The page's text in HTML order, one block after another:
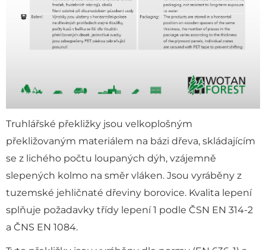
Truhlářské překližky jsou velkoplošným
překližovaným materiálem na bázi dřeva, skládajícím
se z lichého počtu loupaných dýh, vzájemně
slepených kolmo na směr vláken. Jsou vyráběny z
tuzemské jehličnaté dřeviny borovice. Kvalita lepení
splňuje požadavky třídy lepení 1 podle ČSN EN 314-2
a ČNS EN 1084.